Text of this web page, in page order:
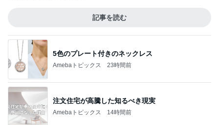
記事を読む
5色のプレート付きのネックレス
Amebaトピックス 23時間前
注文住宅が高騰した知るべき現実
Amebaトピックス 14時間前